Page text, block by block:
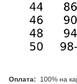
Оплата:
100% на